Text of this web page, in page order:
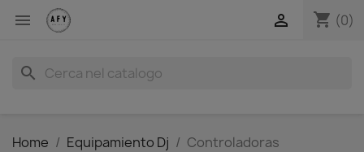
 shopping_cart (0)

search
Home Equipamiento Dj Controladoras